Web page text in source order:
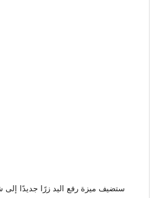
ستضيف ميزة رفع اليد زرًا جديدًا إلى